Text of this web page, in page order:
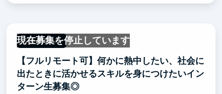
現在募集を停止しています
フルリモート
【フルリモート可】何かに熱中したい、社会に
出たときに活かせるスキルを身につけたいイン
ターン生募集◎